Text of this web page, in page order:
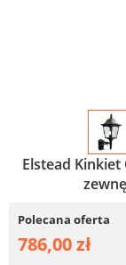
Elstead Kinkiet
Polecana oferta
786,00 zł